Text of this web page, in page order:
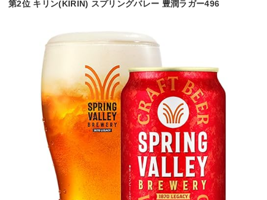
第2位 キリン(KIRIN) スプリングバレー 豊潤ラガー496